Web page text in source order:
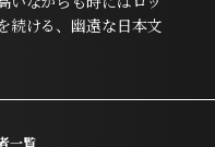
続ける、幽遠な日本文
一覧